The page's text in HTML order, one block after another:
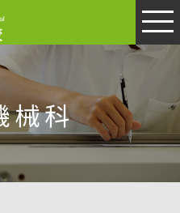
械科